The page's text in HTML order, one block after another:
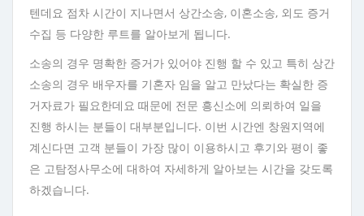
텐데요 점차 시간이 지나면서 상간소송, 이혼소송, 외도 증거
수집 등 다양한 루트를 알아보게 됩니다.
소송의 경우 명확한 증거가 있어야 진행 할 수 있고 특히 상간
소송의 경우 배우자를 기혼자 임을 알고 만났다는 확실한 증
거자료가 필요한데요 때문에 전문 흥신소에 의뢰하여 일을
진행 하시는 분들이 대부분입니다. 이번 시간엔 창원지역에
계신다면 고객 분들이 가장 많이 이용하시고 후기와 평이 좋
은 고탐정사무소에 대하여 자세하게 알아보는 시간을 갖도록
하겠습니다.